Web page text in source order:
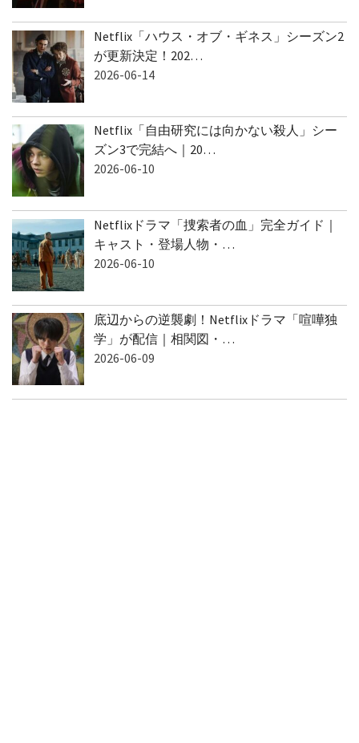
Netflix「ハウス・オブ・ギネス」シーズン2
が更新決定！202…
2026-06-14
Netflix「自由研究には向かない殺人」シー
ズン3で完結へ｜20…
2026-06-10
Netflixドラマ「捜索者の血」完全ガイド｜
キャスト・登場人物・…
2026-06-10
底辺からの逆襲劇！Netflixドラマ「喧嘩独
学」が配信｜相関図・…
2026-06-09